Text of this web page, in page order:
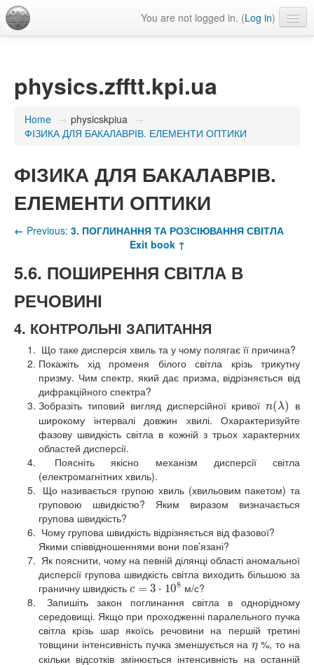
You are not logged in. (Log in)
physics.zfftt.kpi.ua
Home → physicskpiua →
ФІЗИКА ДЛЯ БАКАЛАВРІВ. ЕЛЕМЕНТИ ОПТИКИ
ФІЗИКА ДЛЯ БАКАЛАВРІВ.
ЕЛЕМЕНТИ ОПТИКИ
← Previous: 3. ПОГЛИНАННЯ ТА РОЗСІЮВАННЯ СВІТЛА
Exit book ↑
5.6. ПОШИРЕННЯ СВІТЛА В
РЕЧОВИНІ
4. КОНТРОЛЬНІ ЗАПИТАННЯ
Що таке дисперсія хвиль та у чому полягає її причина?
Покажіть хід променя білого світла крізь трикутну
призму. Чим спектр, який дає призма, відрізняється від
дифракційного спектра?
Зобразіть типовий вигляд дисперсійної кривоїn(λ)
n(λ)
в
широкому інтервалі довжин хвилі. Охарактеризуйте
фазову швидкість світла в кожній з трьох характерних
областей дисперсії.
Поясніть якісно механізм дисперсії світла
(електромагнітних хвиль).
Що називається групою хвиль (хвильовим пакетом) та
груповою швидкістю? Яким виразом визначається
групова швидкість?
Чому групова швидкість відрізняється від фазової?
Якими співвідношеннями вони пов’язані?
Як пояснити, чому на певній ділянці області аномальної
дисперсії групова швидкість світла виходить більшою за
граничну швидкість c = 3 ⋅ 108
c=3⋅ 108
м/с?
Запишіть закон поглинання світла в однорідному
середовищі. Якщо при проходженні паралельного пучка
світла крізь шар якоїсь речовини на першій третині
товщини інтенсивність пучка зменшується наη
η%, то на
скільки відсотків змінюється інтенсивність на останній